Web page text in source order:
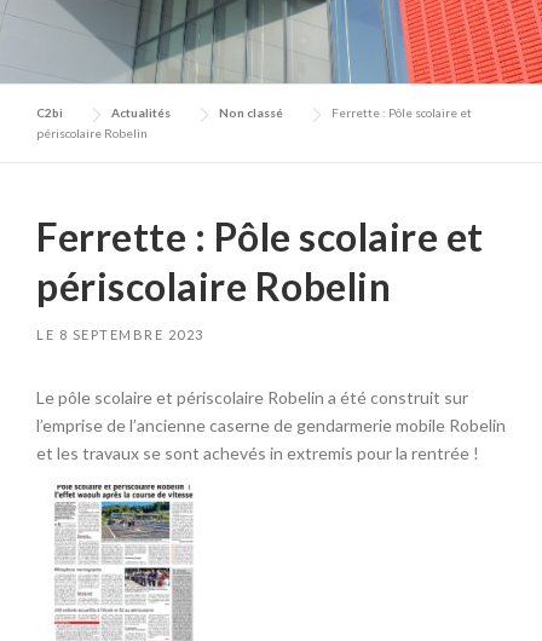
C2bi Actualités Non classé
Ferrette : Pôle scolaire et
périscolaire Robelin
Ferrette : Pôle scolaire et
périscolaire Robelin
LE 8 SEPTEMBRE 2023
Le pôle scolaire et périscolaire Robelin a été construit sur
l’emprise de l’ancienne caserne de gendarmerie mobile Robelin
et les travaux se sont achevés in extremis pour la rentrée !